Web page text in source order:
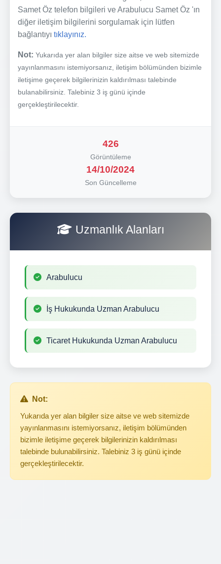
Samet Öz telefon bilgileri ve Arabulucu Samet Öz 'ın
diğer iletişim bilgilerini sorgulamak için lütfen
bağlantıyı tıklayınız.
Not: Yukarıda yer alan bilgiler size aitse ve web sitemizde
yayınlanmasını istemiyorsanız, iletişim bölümünden bizimle
iletişime geçerek bilgilerinizin kaldırılması talebinde
bulanabilirsiniz. Talebiniz 3 iş günü içinde
gerçekleştirilecektir.
426
Görüntüleme
14/10/2024
Son Güncelleme
Uzmanlık Alanları
Arabulucu
İş Hukukunda Uzman Arabulucu
Ticaret Hukukunda Uzman Arabulucu
Not:
Yukarıda yer alan bilgiler size aitse ve web sitemizde
yayınlanmasını istemiyorsanız, iletişim bölümünden
bizimle iletişime geçerek bilgilerinizin kaldırılması
talebinde bulunabilirsiniz. Talebiniz 3 iş günü içinde
gerçekleştirilecektir.